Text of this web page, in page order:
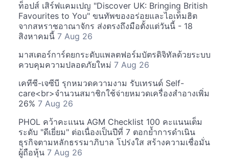
ท็อปส์ เสิร์ฟแคมเปญ "Discover UK: Bringing British
Favourites to You" ขนทัพของอร่อยและไอเท็มฮิต
จากสหราชอาณาจักร ส่งตรงถึงมือตั้งแต่วันนี้ - 18
สิงหาคมนี้ 7 Aug 26
มาสเตอร์การ์ดยกระดับแพลตฟอร์มบัตรดิจิทัลด้วยระบบ
ควบคุมความปลอดภัยใหม่ 7 Aug 26
เคทีซี-เจซีบี รุกหมวดความงาม รับเทรนด์ Self-
care<br>จำนวนสมาชิกใช้จ่ายหมวดเครื่องสำอางเพิ่ม
26% 7 Aug 26
PHOL คว้าคะแนน AGM Checklist 100 คะแนนเต็ม
ระดับ "ดีเยี่ยม" ต่อเนื่องเป็นปีที่ 7 ตอกย้ำการดำเนิน
ธุรกิจตามหลักธรรมาภิบาล โปร่งใส สร้างความเชื่อมั่น
ผู้ถือหุ้น 7 Aug 26